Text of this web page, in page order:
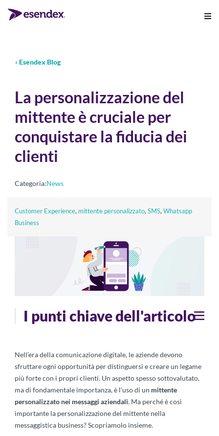
‹ Esendex Blog
La personalizzazione del
mittente è cruciale per
conquistare la fiducia dei
clienti
Categoria:News
Customer Experience, mittente personalizzato, SMS, Whatsapp
Business
I punti chiave dell'articolo
Nell’era della comunicazione digitale, le aziende devono
sfruttare ogni opportunità per distinguersi e creare un legame
più forte con i propri clienti. Un aspetto spesso sottovalutato,
ma di fondamentale importanza, è l’uso di un mittente
personalizzato nei messaggi aziendali. Ma perché è così
importante la personalizzazione del mittente nella
messaggistica business? Scopriamolo insieme.